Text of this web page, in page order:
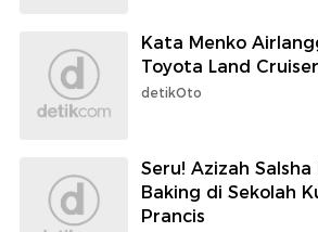
Kata Menko
Toyota Land
detikOto
Seru! Azizah Salsha
Baking di Sekolah
Prancis